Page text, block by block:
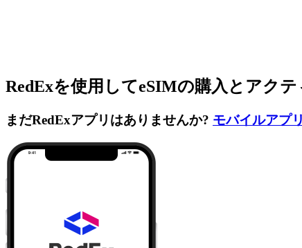
RedExを使用してeSIMの購入とアク
まだRedExアプリはありませんか? モバイルアプ